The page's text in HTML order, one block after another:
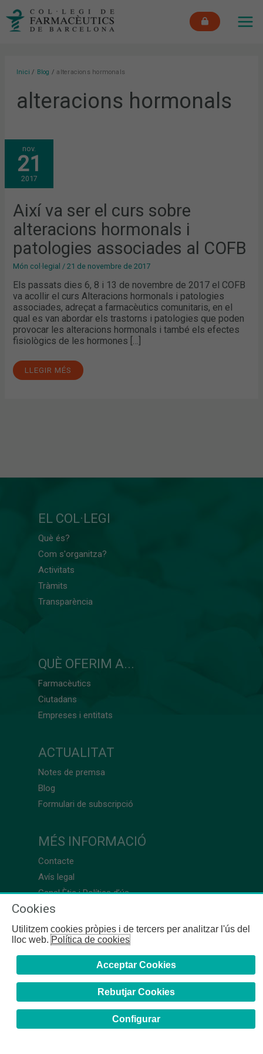
Inici Blog alteracions hormonals
alteracions hormonals
nov.
21
2017
Així va ser el curs sobre
alteracions hormonals i
patologies associades al COFB
Món col·legial /21 de novembre de 2017
Els passats dies 6, 8 i 13 de novembre de 2017 el COFB
va acollir el curs Alteracions hormonals i patologies
associades, adreçat a farmacèutics comunitaris, en el
qual es van abordar els trastorns i patologies que poden
provocar les alteracions hormonals i també els efectes
fisiològics de les hormones […]
AIXÍ
VA
SER
EL
CURS
SOBRE
ALTERACIONS
I
PATOLOGIES
ASSOCIADES
AL
COFB
LLEGIR MÉS
EL COL·LEGI
Què és?
Com s'organitza?
Activitats
Tràmits
Transparència
QUÈ OFERIM A...
Farmacèutics
Ciutadans
Empreses i entitats
ACTUALITAT
Notes de premsa
Blog
Formulari de subscripció
MÉS INFORMACIÓ
Contacte
Avís legal
Canal Ètic i Política d’ús
Cookies
Utilitzem cookies pròpies i de tercers per analitzar l'ús del
lloc web.Política de cookies
Acceptar Cookies
Rebutjar Cookies
Configurar